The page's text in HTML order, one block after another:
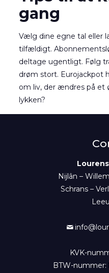
gang
Vælg dine egne tal eller
tilfældigt.
deltage ugentligt. Følg
drøm stort. Eurojackpot
om liv, der ændres på et
lykken?
Nijlân –
Schrans –
KVK-
BTW-